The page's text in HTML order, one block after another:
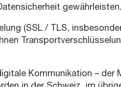
gewährleisten.
(SSL / TLS,
Kommunikation – der